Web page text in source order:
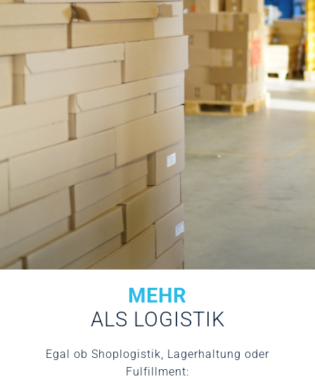
MEHR
ALS LOGISTIK
Egal ob Shoplogistik, Lagerhaltung oder
Fulfillment: